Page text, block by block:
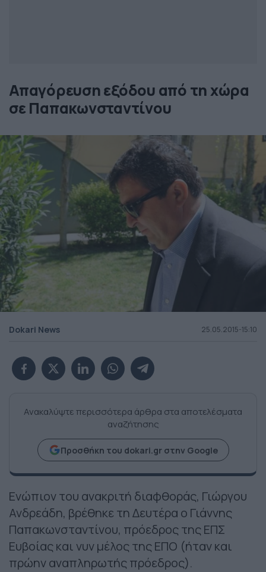
Απαγόρευση εξόδου από τη χώρα
σε Παπακωνσταντίνου
Dokari News 25.05.2015-15:10
Ανακαλύψτε περισσότερα άρθρα στα αποτελέσματα
αναζήτησης
Προσθήκη του dokari.gr στην Google
Ενώπιον του ανακριτή διαφθοράς, Γιώργου
Ανδρεάδη, βρέθηκε τη Δευτέρα ο Γιάννης
Παπακωνσταντίνου, πρόεδρος της ΕΠΣ
Ευβοίας και νυν μέλος της ΕΠΟ (ήταν και
πρώην αναπληρωτής πρόεδρος).